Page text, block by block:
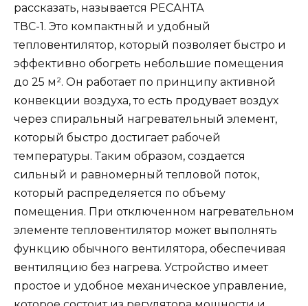
рассказать, называется РЕСАНТА
ТВС-1. Это компактный и удобный
тепловентилятор, который позволяет быстро и
эффективно обогреть небольшие помещения
до 25 м². Он работает по принципу активной
конвекции воздуха, то есть продувает воздух
через спиральный нагревательный элемент,
который быстро достигает рабочей
температуры. Таким образом, создается
сильный и равномерный тепловой поток,
который распределяется по объему
помещения. При отключенном нагревательном
элементе тепловентилятор может выполнять
функцию обычного вентилятора, обеспечивая
вентиляцию без нагрева. Устройство имеет
простое и удобное механическое управление,